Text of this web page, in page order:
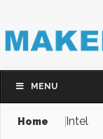
MENU
Home Intel